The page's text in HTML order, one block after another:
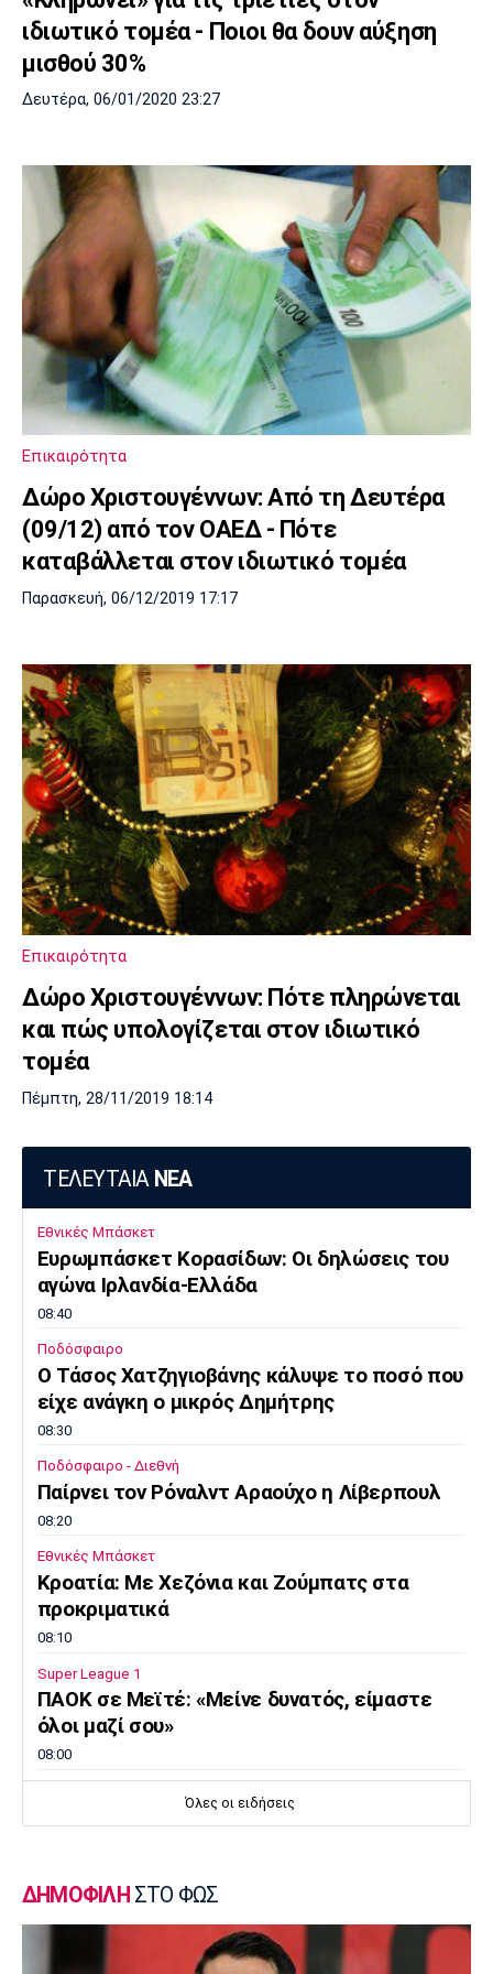
ιδιωτικό τομέα - Ποιοι θα δουν αύξηση
μισθού 30%
Δευτέρα, 06/01/2020 23:27
Επικαιρότητα
Δώρο Χριστουγέννων: Από τη Δευτέρα
(09/12) από τον ΟΑΕΔ - Πότε
καταβάλλεται στον ιδιωτικό τομέα
Παρασκευή, 06/12/2019 17:17
Επικαιρότητα
Δώρο Χριστουγέννων: Πότε πληρώνεται
και πώς υπολογίζεται στον ιδιωτικό
τομέα
Πέμπτη, 28/11/2019 18:14
ΤΕΛΕΥΤΑΙΑ ΝΕΑ
Εθνικές Μπάσκετ
Ευρωμπάσκετ Κορασίδων: Οι δηλώσεις του
αγώνα Ιρλανδία-Ελλάδα
08:40
Ποδόσφαιρο
Ο Τάσος Χατζηγιοβάνης κάλυψε το ποσό που
είχε ανάγκη ο μικρός Δημήτρης
08:30
Ποδόσφαιρο - Διεθνή
Παίρνει τον Ρόναλντ Αραούχο η Λίβερπουλ
08:20
Εθνικές Μπάσκετ
Κροατία: Με Χεζόνια και Ζούμπατς στα
προκριματικά
08:10
Super League 1
ΠΑΟΚ σε Μεϊτέ: «Μείνε δυνατός, είμαστε
όλοι μαζί σου»
08:00
Νέο σκάνδαλο με Ινφαντίνο: «Η UEFA
07:50
Χάρις: «Να αποτελέσω ηγέτη του Κολοσσού
Όλες οι ειδήσεις
ΔΗΜΟΦΙΛΗ ΣΤΟ ΦΩΣ